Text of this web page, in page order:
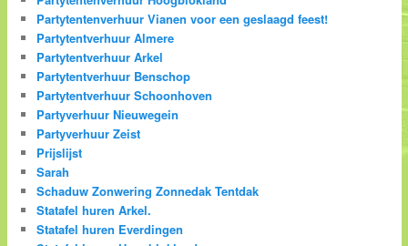
Partytentenverhuur Vianen voor een geslaagd feest!
Partytentverhuur Almere
Partytentverhuur Arkel
Partytentverhuur Benschop
Partytentverhuur Schoonhoven
Partyverhuur Nieuwegein
Partyverhuur Zeist
Prijslijst
Sarah
Schaduw Zonwering Zonnedak Tentdak
Statafel huren Arkel.
Statafel huren Everdingen